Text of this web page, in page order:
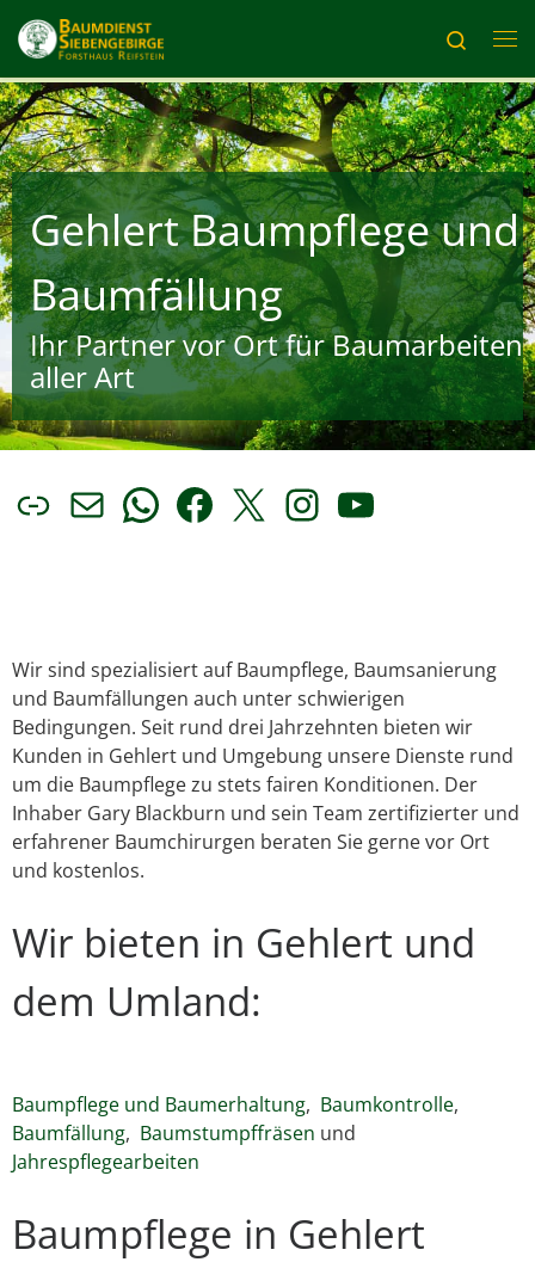
Zum Inhalt springen
Search
Gehlert Baumpflege und
Baumfällung
Ihr Partner vor Ort für Baumarbeiten
aller Art
LinkE-Mail
WhatsApp
Facebook
X Instagram
YouTube
Wir sind spezialisiert auf Baumpflege, Baumsanierung
und Baumfällungen auch unter schwierigen
Bedingungen. Seit rund drei Jahrzehnten bieten wir
Kunden in Gehlert und Umgebung unsere Dienste rund
um die Baumpflege zu stets fairen Konditionen. Der
Inhaber Gary Blackburn und sein Team zertifizierter und
erfahrener Baumchirurgen beraten Sie gerne vor Ort
und kostenlos.
Wir bieten in Gehlert und
dem Umland:
Baumpflege und Baumerhaltung, Baumkontrolle,
Baumfällung, Baumstumpffräsen und
Jahrespflegearbeiten
Baumpflege in Gehlert